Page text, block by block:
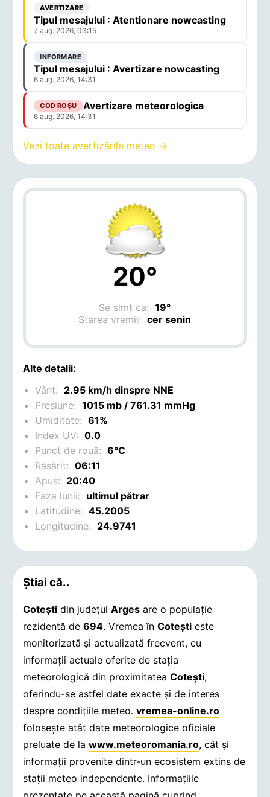
AVERTIZARE
Tipul mesajului : Atentionare nowcasting
7 aug. 2026, 03:15
INFORMARE
Tipul mesajului : Avertizare nowcasting
6 aug. 2026, 14:31
COD ROȘU Avertizare meteorologica
6 aug. 2026, 14:31
Vezi toate avertizările meteo →
20°
Se simt ca:19°
Starea vremii:cer senin
Alte detalii:
Vânt: 2.95 km/h dinspre NNE
Presiune:1015 mb / 761.31 mmHg
Umiditate:61%
Index UV:0.0
Punct de rouă:6°C
Răsărit:06:11
Apus: 20:40
Faza lunii: ultimul pătrar
Latitudine:45.2005
Longitudine: 24.9741
Știai că..
Coteşti din județulArges are o populație
rezidentă de694. Vremea înCoteşti este
monitorizată și actualizată frecvent, cu
informații actuale oferite de stația
meteorologică din proximitateaCoteşti,
oferindu-se astfel date exacte și de interes
despre condițiile meteo.vremea-online.ro
folosește atât date meteorologice oficiale
preluate de lawww.meteoromania.ro, cât și
informații provenite dintr-un ecosistem extins de
stații meteo independente. Informațiile